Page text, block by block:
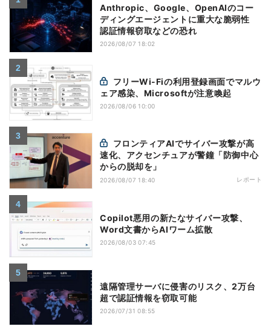
Anthropic、Google、OpenAIのコー
ディングエージェントに重大な脆弱性
認証情報窃取などの恐れ
2026/08/07 18:02
ェア感染、Microsoftが注意喚起
2026/08/06 10:00
速化、アクセンチュアが警鐘「防御中心
からの脱却を」
2026/08/07 18:40 レポート
Copilot悪用の新たなサイバー攻撃、
Word文書からAIワーム拡散
2026/08/03 07:45
遠隔管理サーバに侵害のリスク、2万台
超で認証情報を窃取可能
2026/07/31 08:55